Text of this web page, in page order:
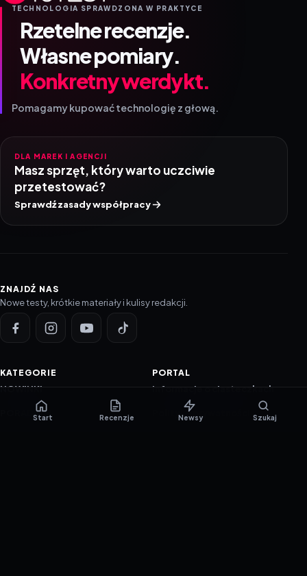
TECHNOLOGIA SPRAWDZONA W PRAKTYCE
Rzetelne recenzje.
Własne pomiary.
Konkretny werdykt.
Pomagamy kupować technologię z głową.
DLA MAREK I AGENCJI
Masz sprzęt, który warto uczciwie
przetestować?
Sprawdź zasady współpracy
ZNAJDŹ NAS
Nowe testy, krótkie materiały i kulisy redakcji.
KATEGORIE
NOWINKI
PORADNIKI
PORTAL
Informacje o ciasteczkach
Polityka prywatności
Start Recenzje Newsy Szukaj